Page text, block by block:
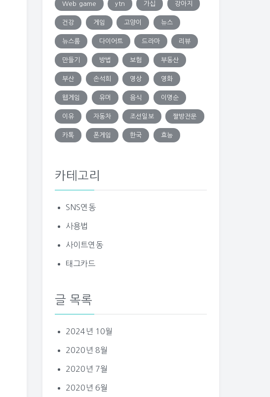
Web game ytn 가십 강아지
건강 게임 고양이 뉴스
뉴스룸 다이어트 드라마 리뷰
만들기 방법 보험 부동산
부산 손석희 영상 영화
웹게임 유머 음식 이명순
이유 자동차 조선일보 짤방전문
카톡 폰게임 한국 효능
카테고리
SNS연동
사용법
사이트연동
태그카드
글 목록
2024년 10월
2020년 8월
2020년 7월
2020년 6월